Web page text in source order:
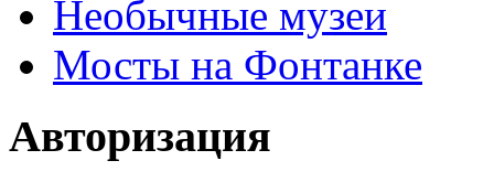
Необычные музеи
Мосты на Фонтанке
Авторизация